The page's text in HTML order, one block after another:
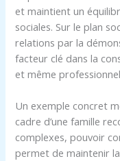
et maintient un
sociales. Sur le plan
relations par la
facteur clé dans la
et même
Un exemple concret
cadre d’une famille
complexes, pouvoir
permet de maintenir